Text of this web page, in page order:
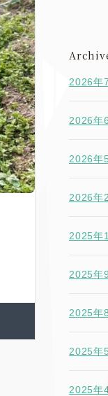
2026年
2026年
2026年
2026年
2025年
2025年
2025年
2025年
2025年